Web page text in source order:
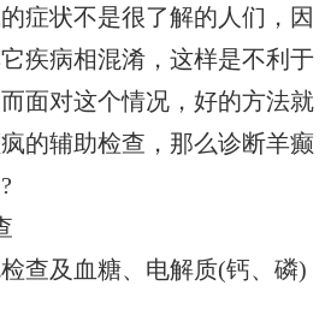
症状不是很了解的人们，因
疾病相混淆，这样是不利于
面对这个情况，好的方法就
的辅助检查，那么诊断羊癫
查及血糖、电解质(钙、磷)